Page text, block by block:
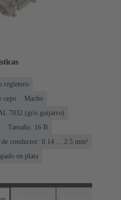
regletero
cepo
Macho
7032 (gris guijarro)
Tamaño: 16 B
de conductor: 0.14 ... 2.5 mm²
en plata